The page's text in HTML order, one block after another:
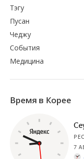
Тэгу
Пусан
Чеджу
События
Медицина
Время в Корее